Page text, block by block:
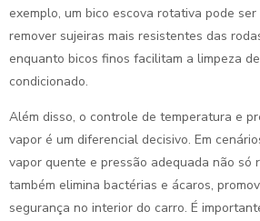
exemplo, um bico escova rotativa pode
remover sujeiras mais resistentes das
enquanto bicos finos facilitam a limpeza
condicionado.
Além disso, o controle de temperatura e
vapor é um diferencial decisivo. Em
vapor quente e pressão adequada não só
também elimina bactérias e ácaros,
segurança no interior do carro. É